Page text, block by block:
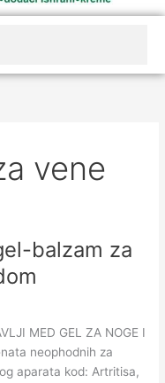
vene
balzam za
MED GEL ZA NOGE I
neophodnih za
aparata kod: Artritisa,